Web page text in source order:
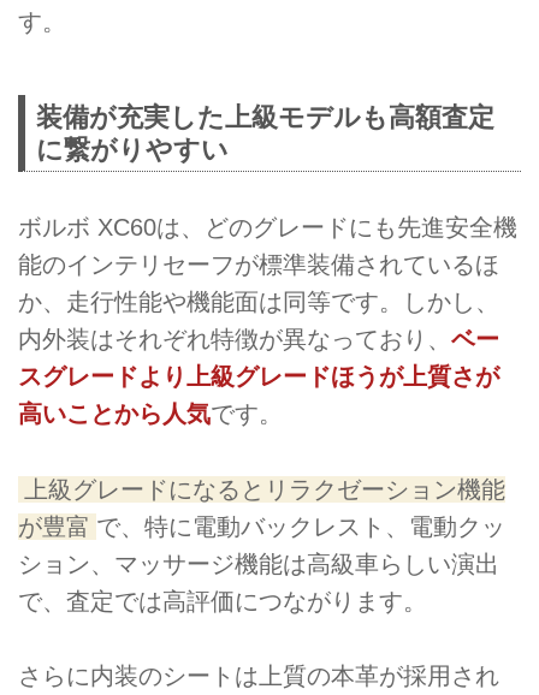
す。
装備が充実した上級モデルも高額査定
に繋がりやすい
ボルボ XC60は、どのグレードにも先進安全機
能のインテリセーフが標準装備されているほ
か、走行性能や機能面は同等です。しかし、
内外装はそれぞれ特徴が異なっており、 ベー
スグレードより上級グレードほうが上質さが
高いことから人気です。
上級グレードになるとリラクゼーション機能
が豊富 で、特に電動バックレスト、電動クッ
ション、マッサージ機能は高級車らしい演出
で、査定では高評価につながります。
さらに内装のシートは上質の本革が採用され